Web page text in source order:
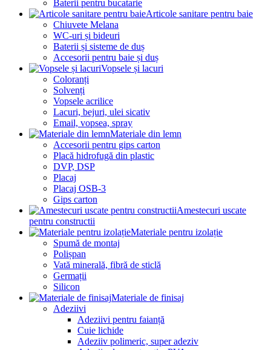
Baterii pentru bucatarie
Articole sanitare pentru baie
Chiuvete Melana
WC-uri și bideuri
Baterii și sisteme de duș
Accesorii pentru baie și duș
Vopsele și lacuri
Coloranți
Solvenți
Vopsele acrilice
Lacuri, bejuri, ulei sicativ
Email, vopsea, spray
Materiale din lemn
Accesorii pentru gips carton
Placă hidrofugă din plastic
DVP, DSP
Placaj
Placaj OSB-3
Gips carton
Amestecuri uscate
pentru constructii
Materiale pentru izolație
Spumă de montaj
Polișpan
Vată minerală, fibră de sticlă
Germații
Silicon
Materiale de finisaj
Adeziivi
Adeziivi pentru faianță
Cuie lichide
Adeziiv polimeric, super adeziv